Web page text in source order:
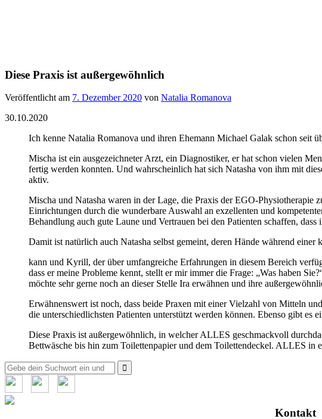
Diese Praxis ist außergewöhnlich
Veröffentlicht am 7. Dezember 2020 von Natalia Romanova
30.10.2020
Ich kenne Natalia Romanova und ihren Ehemann Michael Galak schon seit
Mischa ist ein ausgezeichneter Arzt, ein Diagnostiker, er hat schon vielen
fertig werden konnten. Und wahrscheinlich hat sich Natasha von ihm mit
aktiv.
Mischa und Natasha waren in der Lage, die Praxis der EGO-Physiotherapie
Einrichtungen durch die wunderbare Auswahl an exzellenten und
Behandlung auch gute Laune und Vertrauen bei den Patienten schaffen,
Damit ist natürlich auch Natasha selbst gemeint, deren Hände während
kann und Kyrill, der über umfangreiche Erfahrungen in diesem Bereich
dass er meine Probleme kennt, stellt er mir immer die Frage: „Was haben
möchte sehr gerne noch an dieser Stelle Ira erwähnen und ihre
Erwähnenswert ist noch, dass beide Praxen mit einer Vielzahl von Mitteln
die unterschiedlichsten Patienten unterstützt werden können. Ebenso gibt
Diese Praxis ist außergewöhnlich, in welcher ALLES geschmackvoll
Bettwäsche bis hin zum Toilettenpapier und dem Toilettendeckel. ALLES in
Suche
nach:
Kontakt